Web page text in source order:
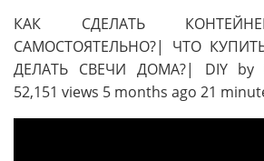
КАК СДЕЛАТЬ
САМОСТОЯТЕЛЬНО?| ЧТО
ДЕЛАТЬ СВЕЧИ ДОМА?| DIY by
52,151 views 5 months ago 21